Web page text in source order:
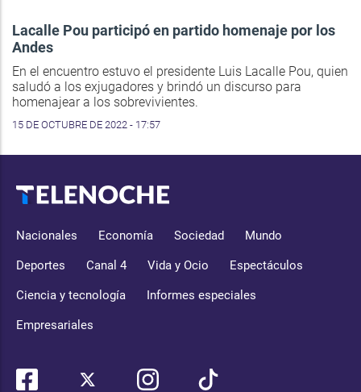
Lacalle Pou participó en partido homenaje por los
Andes
En el encuentro estuvo el presidente Luis Lacalle Pou, quien
saludó a los exjugadores y brindó un discurso para
homenajear a los sobrevivientes.
15 DE OCTUBRE DE 2022 - 17:57
Nacionales Economía Sociedad Mundo
Deportes Canal 4 Vida y Ocio Espectáculos
Ciencia y tecnología Informes especiales
Empresariales